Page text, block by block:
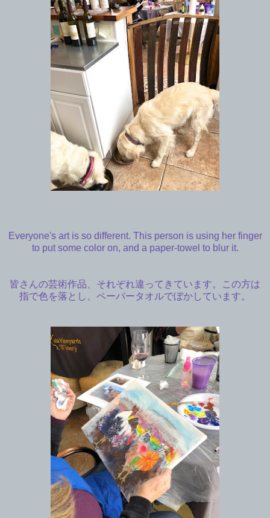
Everyone's art is so different. This person is using her finger
to put some color on, and a paper-towel to blur it.
皆さんの芸術作品、それぞれ違ってきています。この方は
指で色を落とし、ペーパータオルでぼかしています。